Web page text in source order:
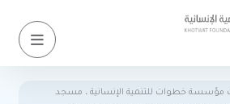
مؤسسة خطوات للتنمية الإنسانية ، مسجد